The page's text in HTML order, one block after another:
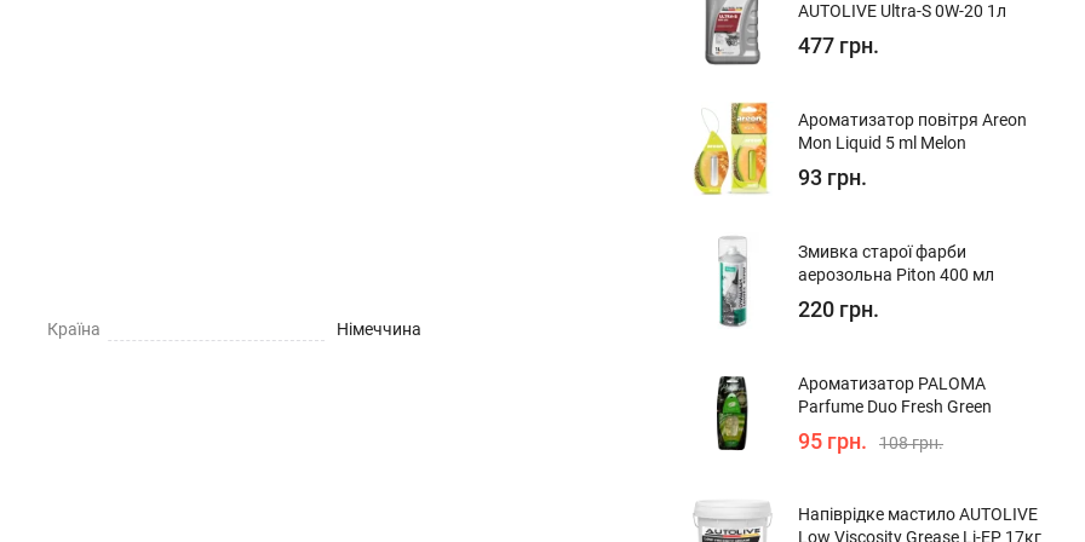
Країна
Німеччина
AUTOLIVE Ultra-S 0W-20 1л
477 грн.
Ароматизатор повітря Areon
Mon Liquid 5 ml Melon
93 грн.
Змивка старої фарби
аерозольна Piton 400 мл
220 грн.
Ароматизатор PALOMA
Parfume Duo Fresh Green
95 грн. 108 грн.
Напіврідке мастило AUTOLIVE
Low Viscosity Grease Li-EP 17кг